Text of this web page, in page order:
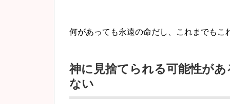
何があっても永遠の命だし、 これまでもこ
神に見捨てられる可能性が
ない